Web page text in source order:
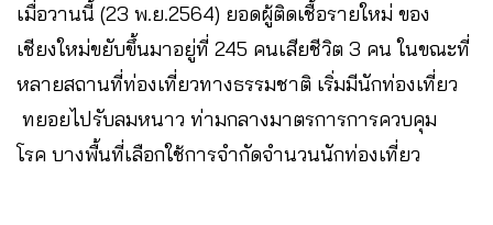
เมื่อวานนี้ (23 พ.ย.​2564) ยอดผู้ติดเชื้อรายใหม่ ของ
เชียงใหม่ขยับขึ้นมาอยู่ที่ 245 คนเสียชีวิต 3 คน ในขณะที่
หลายสถานที่ท่องเที่ยวทางธรรมชาติ​ เริ่มมีนักท่องเที่ยว​
ทยอยไปรับลมหนาว ท่ามกลางมาตรการการควบคุม
โรค บางพื้นที่เลือกใช้การจำกัดจำนวนนักท่องเที่ยว